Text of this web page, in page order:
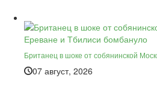
Британец в шоке от собянинской
07 август, 2026